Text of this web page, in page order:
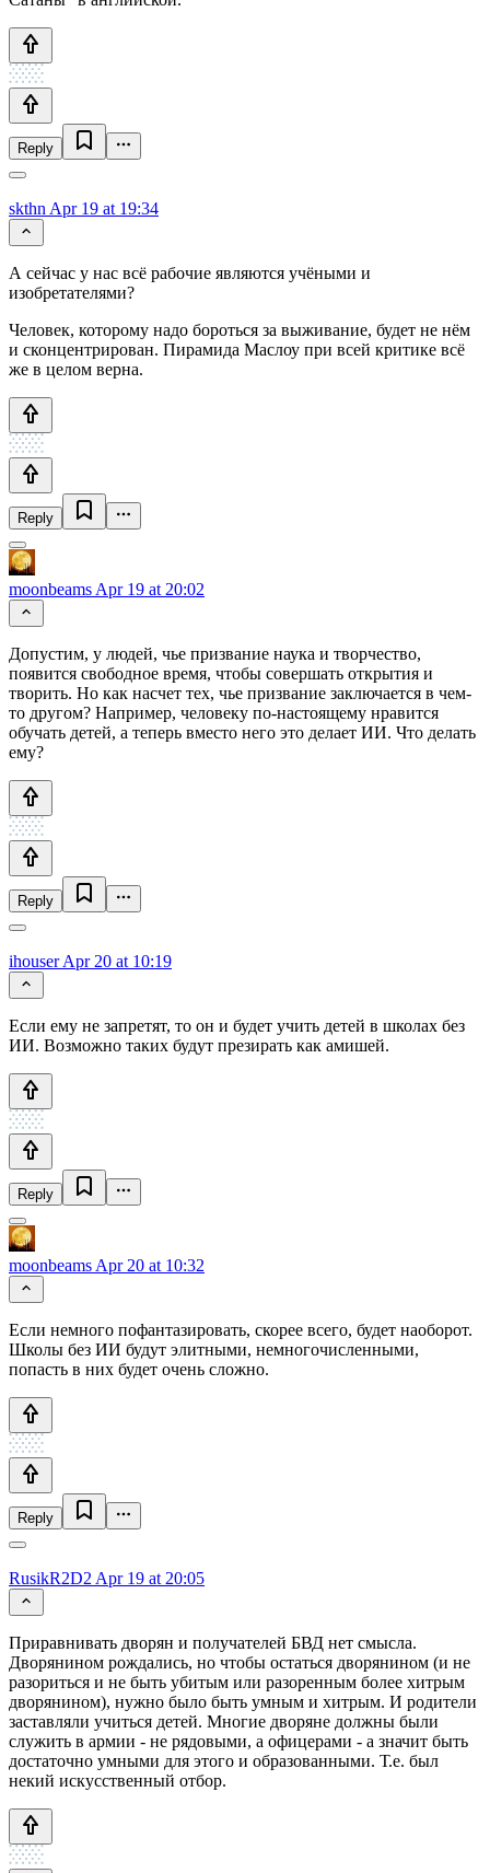
Reply
skthn Apr 19 at 19:34
А сейчас у нас всё рабочие являются учёными и
изобретателями?
Человек, которому надо бороться за выживание, будет не нём
и сконцентрирован. Пирамида Маслоу при всей критике всё
же в целом верна.
Reply
moonbeams Apr 19 at 20:02
Допустим, у людей, чье призвание наука и творчество,
появится свободное время, чтобы совершать открытия и
творить. Но как насчет тех, чье призвание заключается в чем-
то другом? Например, человеку по-настоящему нравится
обучать детей, а теперь вместо него это делает ИИ. Что делать
ему?
Reply
ihouserApr 20 at 10:19
Если ему не запретят, то он и будет учить детей в школах без
ИИ. Возможно таких будут презирать как амишей.
Reply
moonbeams Apr 20 at 10:32
Если немного пофантазировать, скорее всего, будет наоборот.
Школы без ИИ будут элитными, немногочисленными,
попасть в них будет очень сложно.
Reply
RusikR2D2 Apr 19 at 20:05
Приравнивать дворян и получателей БВД нет смысла.
Дворянином рождались, но чтобы остаться дворянином (и не
разориться и не быть убитым или разоренным более хитрым
дворянином), нужно было быть умным и хитрым. И родители
заставляли учиться детей. Многие дворяне должны были
служить в армии - не рядовыми, а офицерами - а значит быть
достаточно умными для этого и образованными. Т.е. был
некий искусственный отбор.